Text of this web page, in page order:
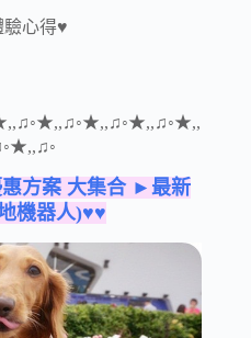
驗心得♥
惠方案 大集合 ►最新
機器人)♥♥